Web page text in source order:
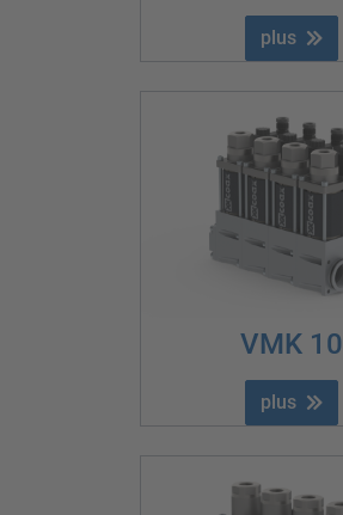
plus
VMK 10
plus